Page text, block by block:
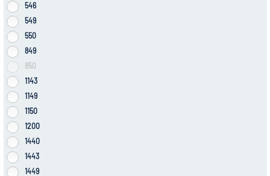
546
549
550
849
850
1143
1149
1150
1200
1440
1443
1449